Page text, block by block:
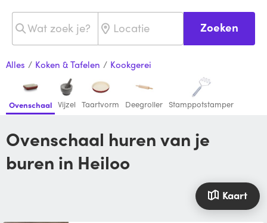
Zoeken
Alles / Koken & Tafelen / Kookgerei
Ovenschaal Vijzel Taartvorm Deegroller Stamppotstamper
Ovenschaal huren van je
buren in Heiloo
Kaart